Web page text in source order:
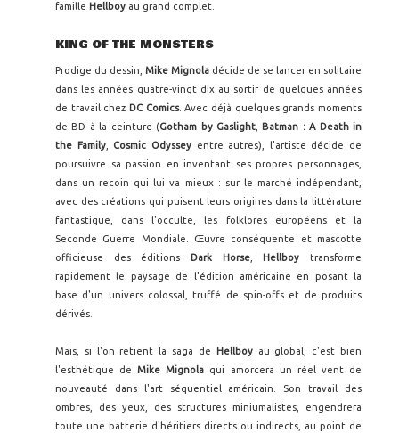
famille Hellboy au grand complet.
KING OF THE MONSTERS
Prodige du dessin, Mike Mignola décide de se lancer en solitaire
dans les années quatre-vingt dix au sortir de quelques années
de travail chez DC Comics. Avec déjà quelques grands moments
de BD à la ceinture (Gotham by Gaslight,
Batman : A Death in
the Family, Cosmic Odysseyentre autres), l'artiste décide de
poursuivre sa passion en inventant ses propres personnages,
dans un recoin qui lui va mieux : sur le marché indépendant,
avec des créations qui puisent leurs origines dans la littérature
fantastique, dans l'occulte, les folklores européens et la
Seconde Guerre Mondiale. Œuvre conséquente et mascotte
officieuse des éditions
Dark Horse, Hellboy transforme
rapidement le paysage de l'édition américaine en posant la
base d'un univers colossal, truffé de spin-offs et de produits
dérivés.
Mais, si l'on retient la saga de Hellboyau global, c'est bien
l'esthétique deMike Mignola qui amorcera un réel vent de
nouveauté dans l'art séquentiel américain. Son travail des
ombres, des yeux, des structures miniumalistes, engendrera
toute une batterie d'héritiers directs ou indirects, au point de